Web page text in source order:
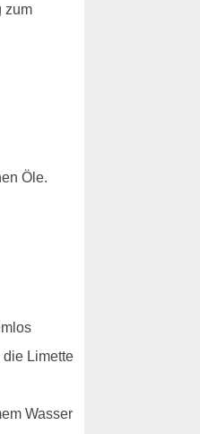
zum
Öle.
Limette
Wasser